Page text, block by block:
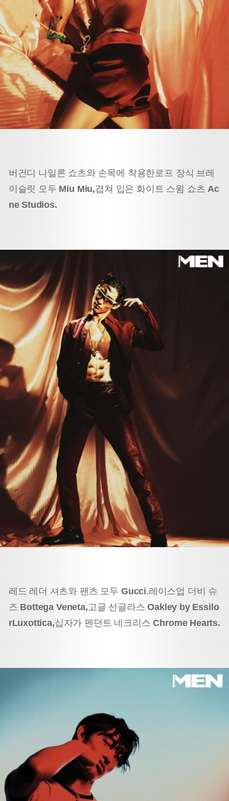
버건디 나일론 쇼츠와 손목에 착용한로프 장식 브레
이슬릿 모두 Miu Miu,겹쳐 입은 화이트 스윔 쇼츠Ac
ne Studios.
레드 레더 셔츠와 팬츠 모두 Gucci,레이스업 더비 슈
즈 Bottega Veneta,고글 선글라스Oakley by Essilo
rLuxottica,십자가 펜던트 네크리스Chrome Hearts.